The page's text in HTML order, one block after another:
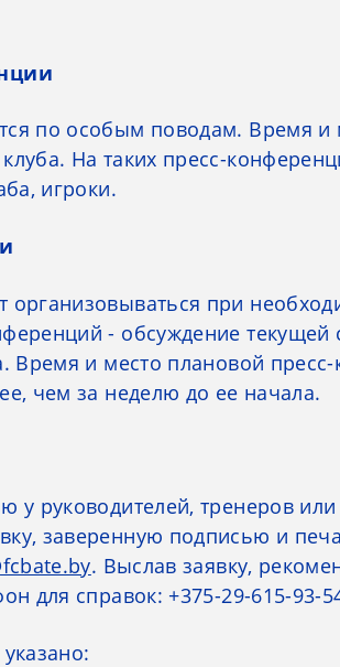
по особым поводам. Время и
На таких пресс-
игроки.
организовываться при
- обсуждение текущей
Время и место плановой
чем за неделю до ее начала.
у руководителей, тренеров
заверенную подписью и
. Выслав заявку,
для справок: +375-29-615-93-